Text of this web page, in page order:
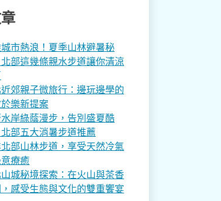
市熱浪！夏季山林避暑秘
部這幾條親水步道讓你清涼
郊親子微旅行：邊玩邊學的
樂新提案
岸綠蔭漫步，告別盛夏酷
部五大消暑步道推薦
部山林步道，享受天然冷氣
療癒
城秘境探索：在火山與茶香
感受生態與文化的雙重饗宴